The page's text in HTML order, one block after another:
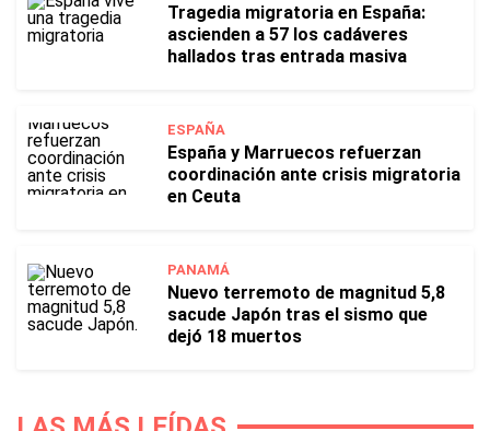
Tragedia migratoria en España:
ascienden a 57 los cadáveres
hallados tras entrada masiva
ESPAÑA
España y Marruecos refuerzan
coordinación ante crisis migratoria
en Ceuta
PANAMÁ
Nuevo terremoto de magnitud 5,8
sacude Japón tras el sismo que
dejó 18 muertos